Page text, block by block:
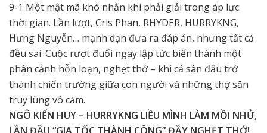
9-1 Một mật mã khó nhằn khi phải giải trong áp lực
thời gian. Lần lượt, Cris Phan, RHYDER, HURRYKNG,
Hưng Nguyễn… mạnh dạn đưa ra đáp án, nhưng tất cả
đều sai. Cuộc rượt đuổi ngay lập tức biến thành một
phân cảnh hỗn loạn, nghẹt thở – khi cả sân đấu trở
thành chiến trường giữa con người và những thợ săn
truy lùng vô cảm.
NGÔ KIẾN HUY – HURRYKNG LIỀU MÌNH LÀM MỒI NHỬ,